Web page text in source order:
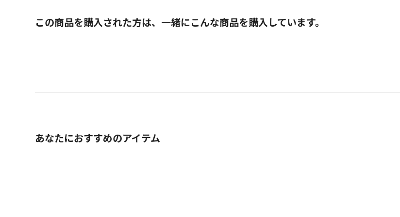
この商品を購入された方は、一緒にこんな商品を購入しています。
あなたにおすすめのアイテム